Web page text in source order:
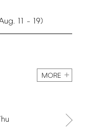
11 – 19)
MORE